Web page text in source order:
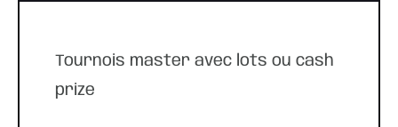
Tournois master avec lots ou cash
prize